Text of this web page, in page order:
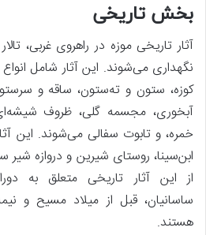
بخش تاریخی
آثار تاریخی موزه در راهروی غربی،
نگهداری می‌شوند. این آثار شامل
کوزه، ستون و ته‌ستون، ساقه و
آبخوری، مجسمه گلی، ظروف
خمره، و تابوت سفالی می‌شوند. این
ابن‌سینا، روستای شیرین و دروازه
از این آثار تاریخی متعلق به
ساسانیان، قبل از میلاد مسیح و
هستند.